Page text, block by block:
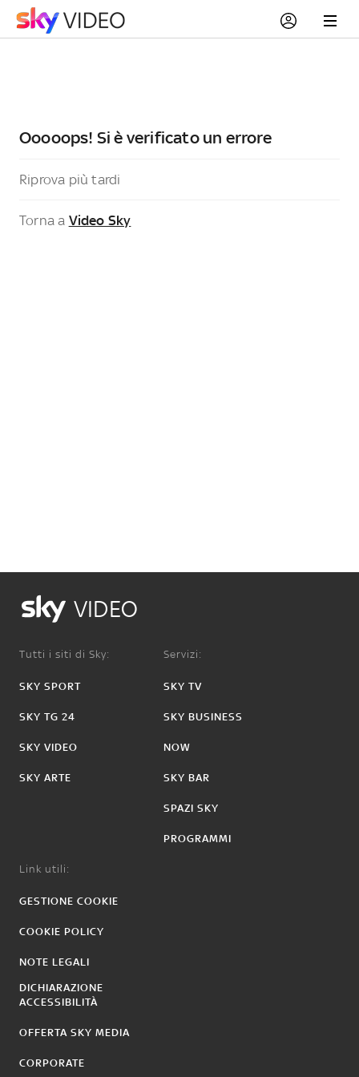
Ooooops! Si è verificato un errore
Riprova più tardi
Torna a Video Sky
VIDEO
Tutti i siti di Sky:
SKY SPORT
SKY TG 24
SKY VIDEO
SKY ARTE
Servizi:
SKY TV
SKY BUSINESS
NOW
SKY BAR
SPAZI SKY
PROGRAMMI
Link utili:
GESTIONE COOKIE
COOKIE POLICY
NOTE LEGALI
DICHIARAZIONE
ACCESSIBILITÀ
OFFERTA SKY MEDIA
CORPORATE